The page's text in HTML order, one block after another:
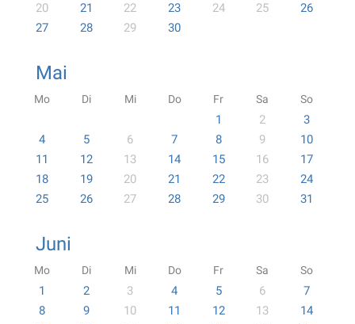
20
21 22 23 24 25
26
27
28 29 30
Mai
Mo Di Mi Do Fr Sa So
1 2
3
4
5 6 7 8 9
10
11
12 13 14 15 16
17
18
19 20 21 22 23
24
25
26 27 28 29 30 31
Juni
Mo Di Mi Do Fr Sa So
1 2 3 4 5 6
7
8
9 10 11 12 13
14